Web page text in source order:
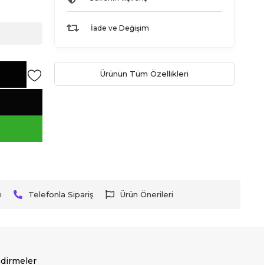
İade ve Değişim
Ürünün Tüm Özellikleri
Telefonla Sipariş Ürün Önerileri